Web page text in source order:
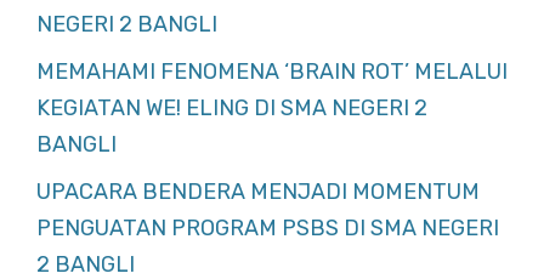
NEGERI 2 BANGLI
MEMAHAMI FENOMENA ‘BRAIN ROT’ MELALUI
KEGIATAN WE! ELING DI SMA NEGERI 2
BANGLI
UPACARA BENDERA MENJADI MOMENTUM
PENGUATAN PROGRAM PSBS DI SMA NEGERI
2 BANGLI